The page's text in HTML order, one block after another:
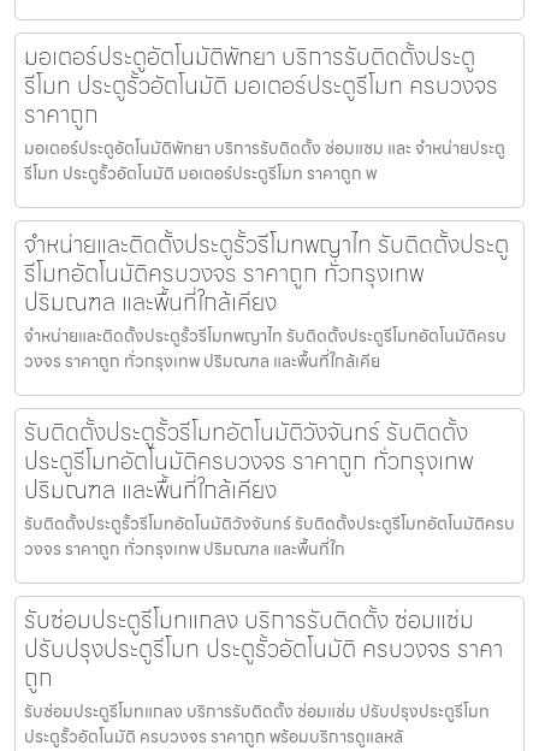
มอเตอร์ประตูอัตโนมัติพัทยา บริการรับติดตั้งประตู
รีโมท ประตูรั้วอัตโนมัติ มอเตอร์ประตูรีโมท ครบวงจร
ราคาถูก
มอเตอร์ประตูอัตโนมัติพัทยา บริการรับติดตั้ง ซ่อมแซม และ จำหน่ายประตู
รีโมท ประตูรั้วอัตโนมัติ มอเตอร์ประตูรีโมท ราคาถูก พ
จำหน่ายและติดตั้งประตูรั้วรีโมทพญาไท รับติดตั้งประตู
รีโมทอัตโนมัติครบวงจร ราคาถูก ทั่วกรุงเทพ
ปริมณฑล และพื้นที่ใกล้เคียง
จำหน่ายและติดตั้งประตูรั้วรีโมทพญาไท รับติดตั้งประตูรีโมทอัตโนมัติครบ
วงจร ราคาถูก ทั่วกรุงเทพ ปริมณฑล และพื้นที่ใกล้เคีย
รับติดตั้งประตูรั้วรีโมทอัตโนมัติวังจันทร์ รับติดตั้ง
ประตูรีโมทอัตโนมัติครบวงจร ราคาถูก ทั่วกรุงเทพ
ปริมณฑล และพื้นที่ใกล้เคียง
รับติดตั้งประตูรั้วรีโมทอัตโนมัติวังจันทร์ รับติดตั้งประตูรีโมทอัตโนมัติครบ
วงจร ราคาถูก ทั่วกรุงเทพ ปริมณฑล และพื้นที่ใก
รับซ่อมประตูรีโมทแกลง บริการรับติดตั้ง ซ่อมแซ่ม
ปรับปรุงประตูรีโมท ประตูรั้วอัตโนมัติ ครบวงจร ราคา
ถูก
รับซ่อมประตูรีโมทแกลง บริการรับติดตั้ง ซ่อมแซ่ม ปรับปรุงประตูรีโมท
ประตูรั้วอัตโนมัติ ครบวงจร ราคาถูก พร้อมบริการดูแลหลั